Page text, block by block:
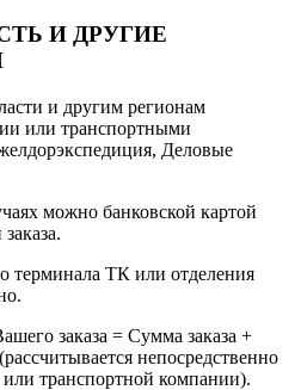
И ДРУГИЕ
и другим регионам
или транспортными
Деловые
можно банковской картой
терминала ТК или отделения
заказа = Сумма заказа +
непосредственно
транспортной компании).